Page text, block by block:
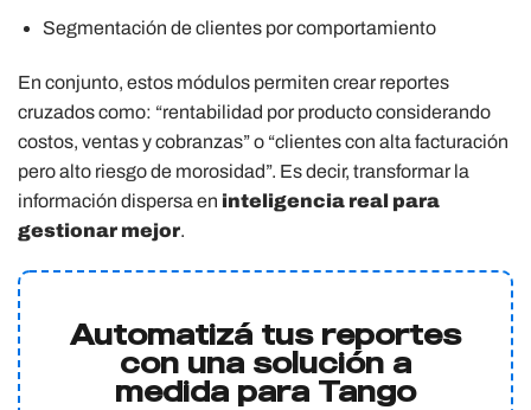
Segmentación de clientes por comportamiento
En conjunto, estos módulos permiten crear reportes
cruzados como: “rentabilidad por producto considerando
costos, ventas y cobranzas” o “clientes con alta facturación
pero alto riesgo de morosidad”. Es decir, transformar la
información dispersa en inteligencia real para
gestionar mejor.
Automatizá tus reportes
con una solución a
medida para Tango